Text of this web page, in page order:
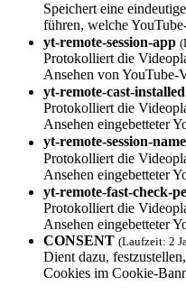
Speichert eine
führen, welche
yt-remote-session-app
Protokolliert die
Ansehen von YouTube-
yt-remote-cast-installed
Protokolliert die
Ansehen eingebetteter
yt-remote-session-name
Protokolliert die
Ansehen eingebetteter
yt-remote-fast-check-
Protokolliert die
Ansehen eingebetteter
CONSENT (Laufzeit: 2
Dient dazu,
Cookies im Cookie-